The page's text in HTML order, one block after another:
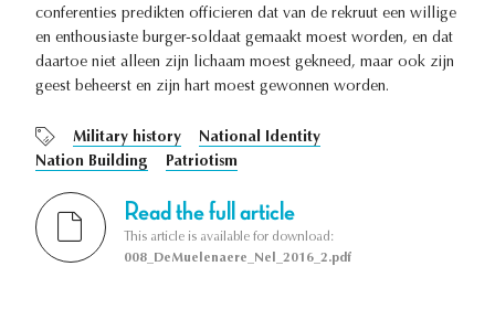
conferenties predikten officieren dat van de rekruut een willige
en enthousiaste burger-soldaat gemaakt moest worden, en dat
daartoe niet alleen zijn lichaam moest gekneed, maar ook zijn
geest beheerst en zijn hart moest gewonnen worden.
Military history
National Identity
Nation Building
Patriotism
Read the full article
This article is available for download:
008_DeMuelenaere_Nel_2016_2.pdf